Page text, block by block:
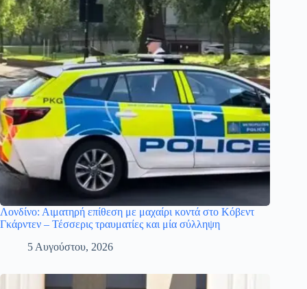
Λονδίνο: Αιματηρή επίθεση με μαχαίρι κοντά στο Κόβεντ
Γκάρντεν – Τέσσερις τραυματίες και μία σύλληψη
5 Αυγούστου, 2026